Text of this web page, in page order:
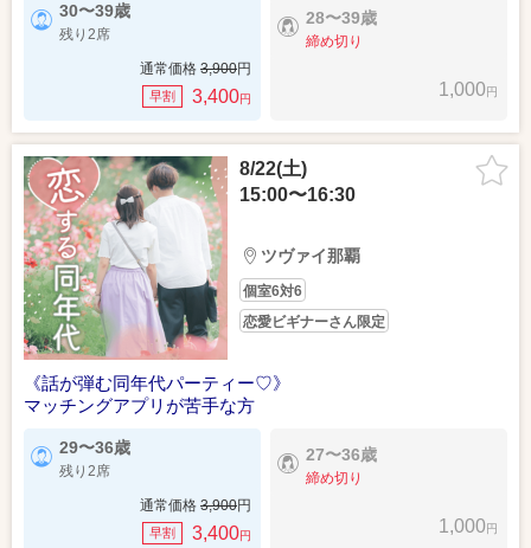
30〜39歳
残り2席
通常価格 3,900円
早割 3,400円
28〜39歳
締め切り
1,000円
8/22(土)
15:00〜16:30
ツヴァイ那覇
個室6対6
恋愛ビギナーさん限定
《話が弾む同年代パーティー♡》
マッチングアプリが苦手な方
29〜36歳
残り2席
通常価格 3,900円
早割 3,400円
27〜36歳
締め切り
1,000円